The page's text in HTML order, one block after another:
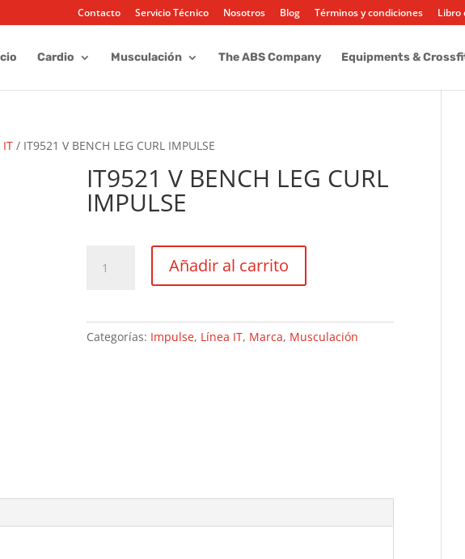
Contacto Servicio Técnico Nosotros Blog Términos y condiciones Libro
Cardio Musculación The ABS Company Equipments &
IT / IT9521 V BENCH LEG CURL IMPULSE
IT9521 V BENCH LEG CURL
IMPULSE
IMPULSE
Añadir al carrito
Categorías: Impulse, Línea IT, Marca, Musculación